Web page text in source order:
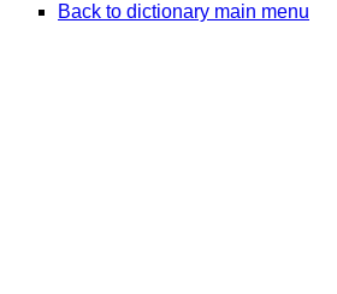
Back to dictionary main menu